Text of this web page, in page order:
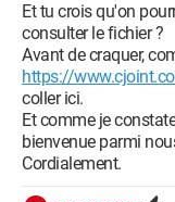
Et tu crois qu'on
consulter le fichier ?
Avant de craquer,
https://
coller ici.
Et comme je
bienvenue parmi
Cordialement.